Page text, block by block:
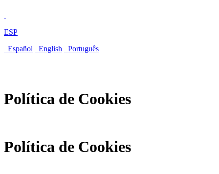
ESP
Español
English Português
Política de Cookies
Política de Cookies